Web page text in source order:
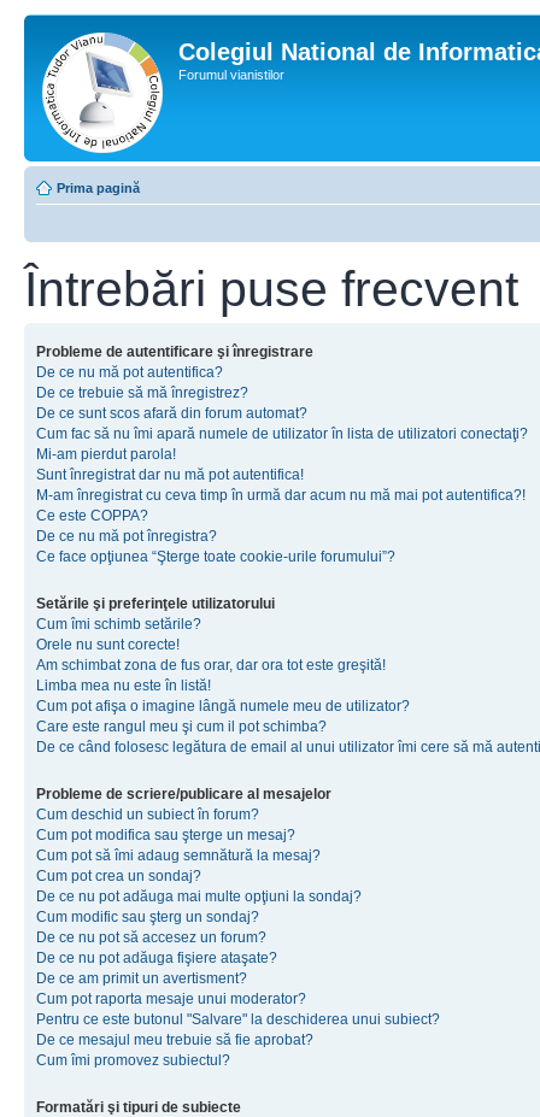
Colegiul National de
Forumul vianistilor
Prima pagină
Întrebări puse frecvent
Probleme de autentificare şi înregistrare
De ce nu mă pot autentifica?
De ce trebuie să mă înregistrez?
De ce sunt scos afară din forum automat?
Cum fac să nu îmi apară numele de utilizator în lista de utilizatori conectaţi?
Mi-am pierdut parola!
Sunt înregistrat dar nu mă pot autentifica!
M-am înregistrat cu ceva timp în urmă dar acum nu mă mai pot autentifica?!
Ce este COPPA?
De ce nu mă pot înregistra?
Ce face opţiunea “Şterge toate cookie-urile forumului”?
Setările şi preferinţele utilizatorului
Cum îmi schimb setările?
Orele nu sunt corecte!
Am schimbat zona de fus orar, dar ora tot este greşită!
Limba mea nu este în listă!
Cum pot afişa o imagine lângă numele meu de utilizator?
Care este rangul meu şi cum il pot schimba?
De ce când folosesc legătura de email al unui utilizator îmi cere să mă
Probleme de scriere/publicare al mesajelor
Cum deschid un subiect în forum?
Cum pot modifica sau şterge un mesaj?
Cum pot să îmi adaug semnătură la mesaj?
Cum pot crea un sondaj?
De ce nu pot adăuga mai multe opţiuni la sondaj?
Cum modific sau şterg un sondaj?
De ce nu pot să accesez un forum?
De ce nu pot adăuga fişiere ataşate?
De ce am primit un avertisment?
Cum pot raporta mesaje unui moderator?
Pentru ce este butonul "Salvare" la deschiderea unui subiect?
De ce mesajul meu trebuie să fie aprobat?
Cum îmi promovez subiectul?
Formatări şi tipuri de subiecte